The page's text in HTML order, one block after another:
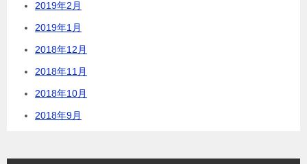
2019年2月
2019年1月
2018年12月
2018年11月
2018年10月
2018年9月